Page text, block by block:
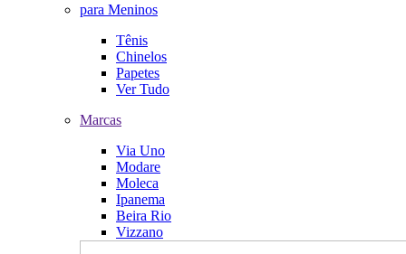
para Meninos
Tênis
Chinelos
Papetes
Ver Tudo
Marcas
Via Uno
Modare
Moleca
Ipanema
Beira Rio
Vizzano